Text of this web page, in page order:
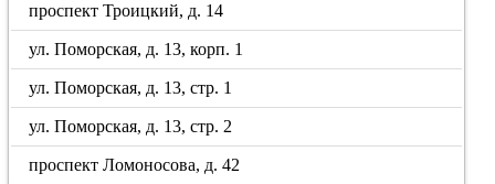
проспект Троицкий, д. 14
ул. Поморская, д. 13, корп. 1
ул. Поморская, д. 13, стр. 1
ул. Поморская, д. 13, стр. 2
проспект Ломоносова, д. 42